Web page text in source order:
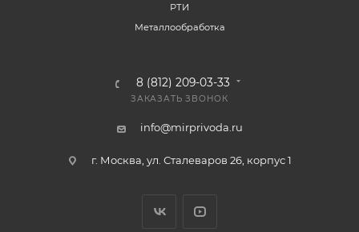
РТИ
Металлообработка
8 (812) 209-03-33
ЗАКАЗАТЬ ЗВОНОК
info@mirprivoda.ru
г. Москва, ул. Сталеваров 26, корпус 1